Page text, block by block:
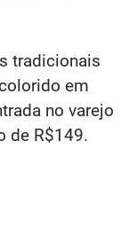
tradicionais
em
no varejo
de R$149.